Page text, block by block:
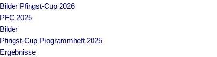
Bilder Pfingst-Cup 2026
PFC 2025
Bilder
Pfingst-Cup Programmheft 2025
Ergebnisse